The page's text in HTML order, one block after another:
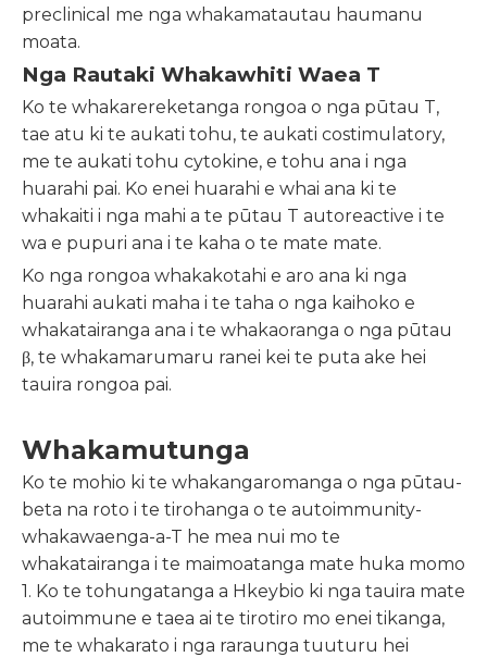
preclinical me nga whakamatautau haumanu
moata.
Nga Rautaki Whakawhiti Waea T
Ko te whakarereketanga rongoa o nga pūtau T,
tae atu ki te aukati tohu, te aukati costimulatory,
me te aukati tohu cytokine, e tohu ana i nga
huarahi pai. Ko enei huarahi e whai ana ki te
whakaiti i nga mahi a te pūtau T autoreactive i te
wa e pupuri ana i te kaha o te mate mate.
Ko nga rongoa whakakotahi e aro ana ki nga
huarahi aukati maha i te taha o nga kaihoko e
whakatairanga ana i te whakaoranga o nga pūtau
β, te whakamarumaru ranei kei te puta ake hei
tauira rongoa pai.
Whakamutunga
Ko te mohio ki te whakangaromanga o nga pūtau-
beta na roto i te tirohanga o te autoimmunity-
whakawaenga-a-T he mea nui mo te
whakatairanga i te maimoatanga mate huka momo
1. Ko te tohungatanga a Hkeybio ki nga tauira mate
autoimmune e taea ai te tirotiro mo enei tikanga,
me te whakarato i nga raraunga tuuturu hei